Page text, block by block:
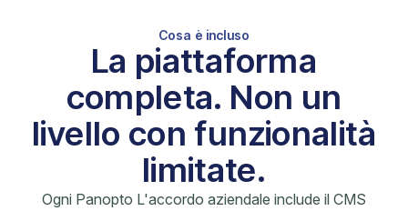
Cosa è incluso
La piattaforma
completa. Non un
livello con funzionalità
limitate.
Ogni Panopto L'accordo aziendale include il CMS